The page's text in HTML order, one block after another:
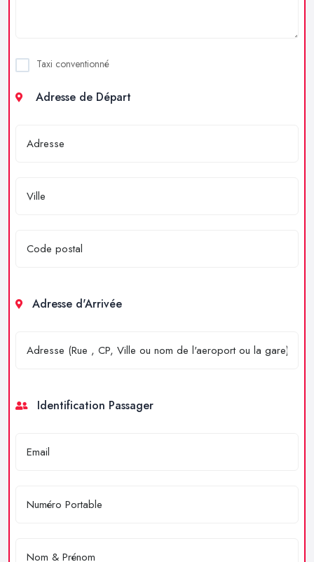
Taxi conventionné
Adresse de Départ
Adresse d'Arrivée
Identification Passager